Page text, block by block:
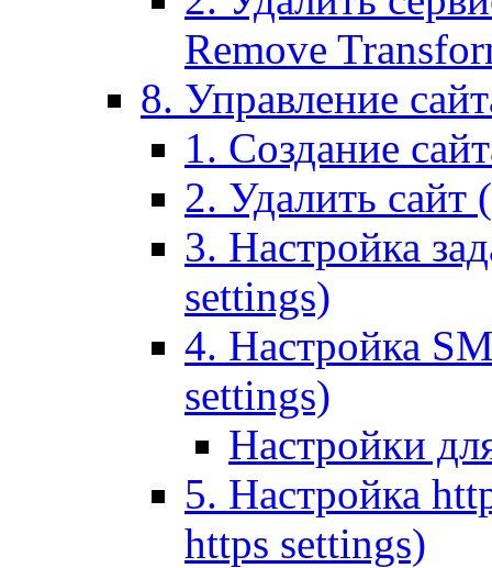
Remove
8. Управление
1. Создание
2. Удалить сайт
3. Настройка
settings)
4. Настройка
settings)
Настройки
5. Настройка
https settings)